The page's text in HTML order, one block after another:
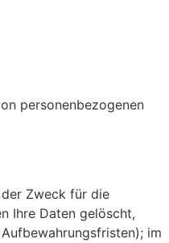
personenbezogenen
Zweck für die
Ihre Daten gelöscht,
im